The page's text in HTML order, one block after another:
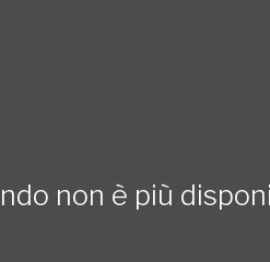
non è più